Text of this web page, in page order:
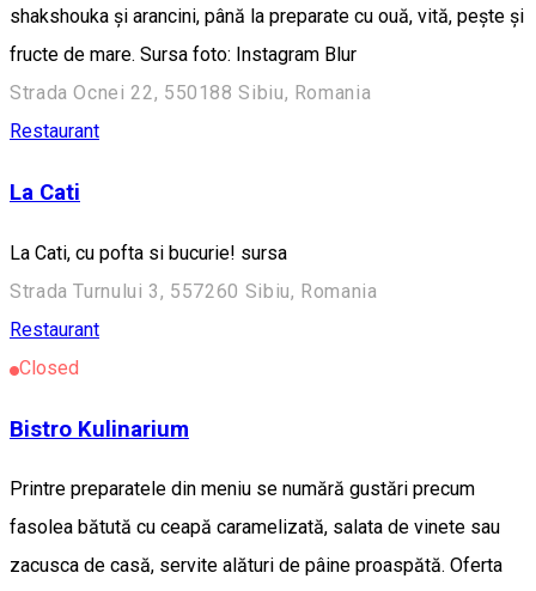
shakshouka și arancini, până la preparate cu ouă, vită, pește și
fructe de mare. Sursa foto: Instagram Blur
Strada Ocnei 22, 550188 Sibiu, Romania
Restaurant
La Cati
La Cati, cu pofta si bucurie! sursa
Strada Turnului 3, 557260 Sibiu, Romania
Restaurant
Closed
Bistro Kulinarium
Printre preparatele din meniu se numără gustări precum
fasolea bătută cu ceapă caramelizată, salata de vinete sau
zacusca de casă, servite alături de pâine proaspătă. Oferta